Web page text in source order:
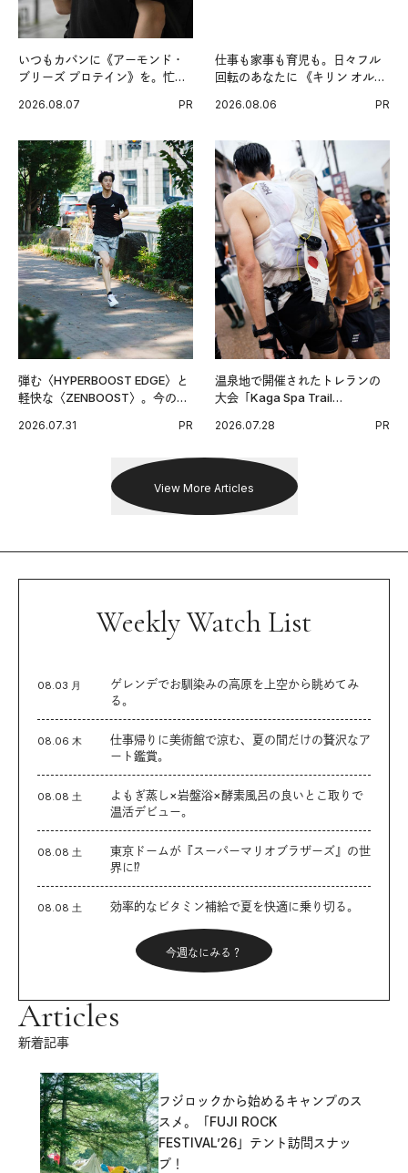
いつもカバンに《アーモンド・
ブリーズ プロテイン》を。忙し
グ習慣。
2026.08.07 PR
仕事も家事も育児も。日々フル
回転のあなたに 《キリン オルニ
2026.08.06 PR
弾む〈HYPERBOOST EDGE〉と
軽快な〈ZENBOOST〉。今の時
出した新機軸。
2026.07.31 PR
温泉地で開催されたトレランの
大会「Kaga Spa Trail
戦を夢見るランナーたちの奮闘
2026.07.28 PR
View More Articles
Weekly Watch List
08.03 月
ゲレンデでお馴染みの高原を上空から眺めてみ
る。
08.06 木
仕事帰りに美術館で涼む、夏の間だけの贅沢なア
ート鑑賞。
08.08 土
よもぎ蒸し×岩盤浴×酵素風呂の良いとこ取りで
温活デビュー。
08.08 土
東京ドームが『スーパーマリオブラザーズ』の世
界に⁉︎
08.08 土 効率的なビタミン補給で夏を快適に乗り切る。
今週なにみる？
Articles
新着記事
フジロックから始めるキャンプのス
スメ。「FUJI ROCK
FESTIVAL’26」テント訪問スナッ
プ！